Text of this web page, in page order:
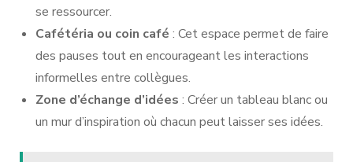
se ressourcer.
Cafétéria ou coin café : Cet espace permet de faire
des pauses tout en encourageant les interactions
informelles entre collègues.
Zone d’échange d’idées : Créer un tableau blanc ou
un mur d’inspiration où chacun peut laisser ses idées.